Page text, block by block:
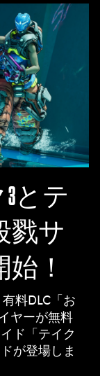
とテ
戮サ
！
料DLC「お
ヤーが無料
ド「テイク
が登場しま